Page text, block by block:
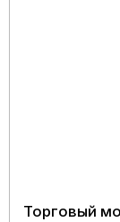
Торговый